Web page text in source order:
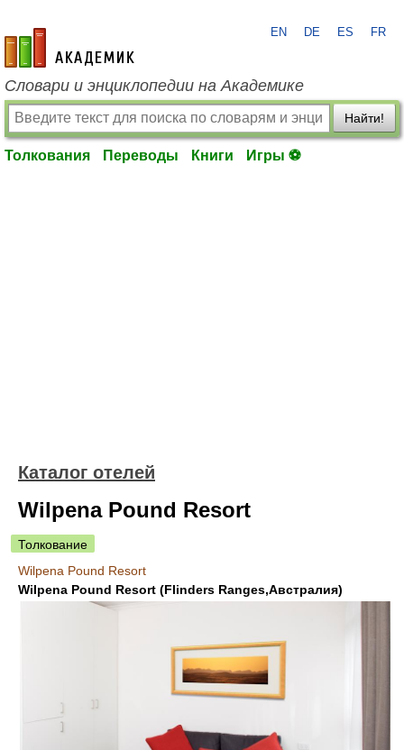
academic.ru
EN DE ES FR
Словари и энциклопедии на Академике
Найти!
Толкования Переводы Книги Игры ⚽
Каталог отелей
Wilpena Pound Resort
Толкование
Wilpena Pound Resort
Wilpena Pound Resort (Flinders Ranges,Австралия)